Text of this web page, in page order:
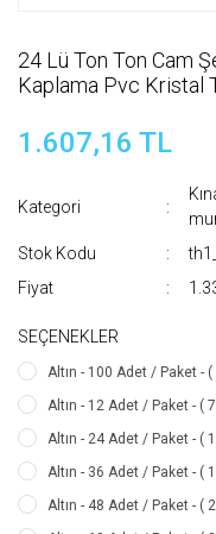
24 Lü Ton Ton Cam
Kaplama Pvc Kristal
1.607,16 TL
Kategori
Stok Kodu
Fiyat
SEÇENEKLER
Altın - 100 Adet / Paket -
Altın - 12 Adet / Paket - (
Altın - 24 Adet / Paket - (
Altın - 36 Adet / Paket - (
Altın - 48 Adet / Paket - (